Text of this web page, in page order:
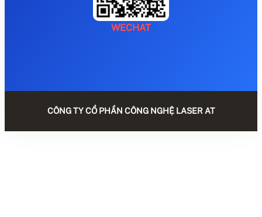
WECHAT
CÔNG TY CỔ PHẦN CÔNG NGHỆ LASER AT